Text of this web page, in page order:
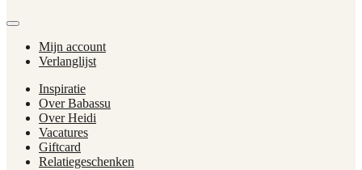
Mijn account
Verlanglijst
Inspiratie
Over Babassu
Over Heidi
Vacatures
Giftcard
Relatiegeschenken